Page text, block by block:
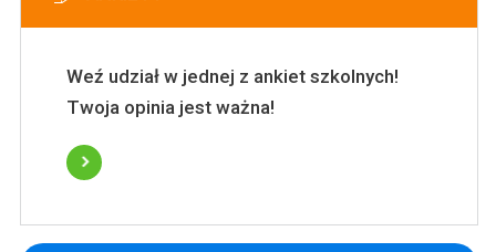
Weź udział w jednej z ankiet szkolnych!
Twoja opinia jest ważna!